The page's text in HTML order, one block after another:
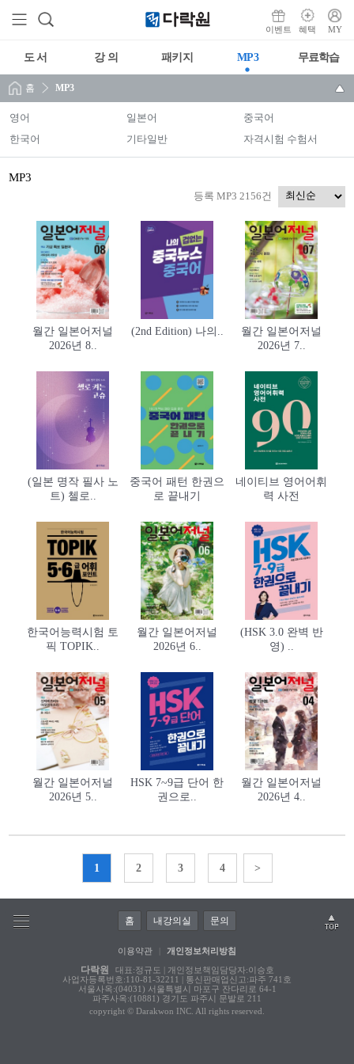
이벤트 혜택 MY
도 서 강 의 패키지 MP3 무료학습
홈 MP3
영어 일본어
중국어
한국어
기타일반 자격시험 수험서
MP3
등록 MP3 2156건
월간 일본어저널
2026년 8..
(2nd Edition) 나의..
월간 일본어저널
2026년 7..
(일본 명작 필사 노
트) 첼로..
중국어 패턴 한권으
로 끝내기
네이티브 영어어휘
력 사전
한국어능력시험 토
픽 TOPIK..
월간 일본어저널
2026년 6..
(HSK 3.0 완벽 반
영) ..
월간 일본어저널
2026년 5..
HSK 7~9급 단어 한
권으로..
월간 일본어저널
2026년 4..
1 2 3 4 >
홈 내강의실 문의
이용약관 개인정보처리방침
다락원
대표:정규도 | 개인정보책임담당자:이승호
사업자등록번호:110-81-32211 | 통신판매업신고:파주 741호
서울사옥:(04031) 서울특별시 마포구 잔다리로 64-1
파주사옥:(10881) 경기도 파주시 문발로 211
copyright © Darakwon INC. All rights reserved.